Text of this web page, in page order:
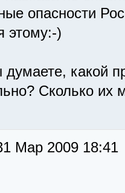
опасности
этому:-)
какой
Сколько их
Мар 2009 18:41